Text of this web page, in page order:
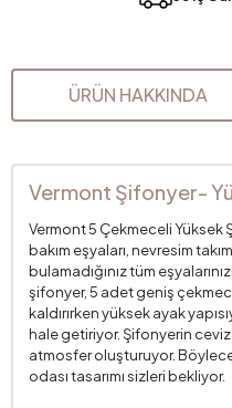
ÜRÜN HAKKINDA
Vermont Şifonyer-
Vermont 5 Çekmeceli Yüksek
bakım eşyaları, nevresim
bulamadığınız tüm
şifonyer, 5 adet geniş
kaldırırken yüksek ayak
hale getiriyor. Şifonyerin
atmosfer oluşturuyor.
odası tasarımı sizleri bekliyor.